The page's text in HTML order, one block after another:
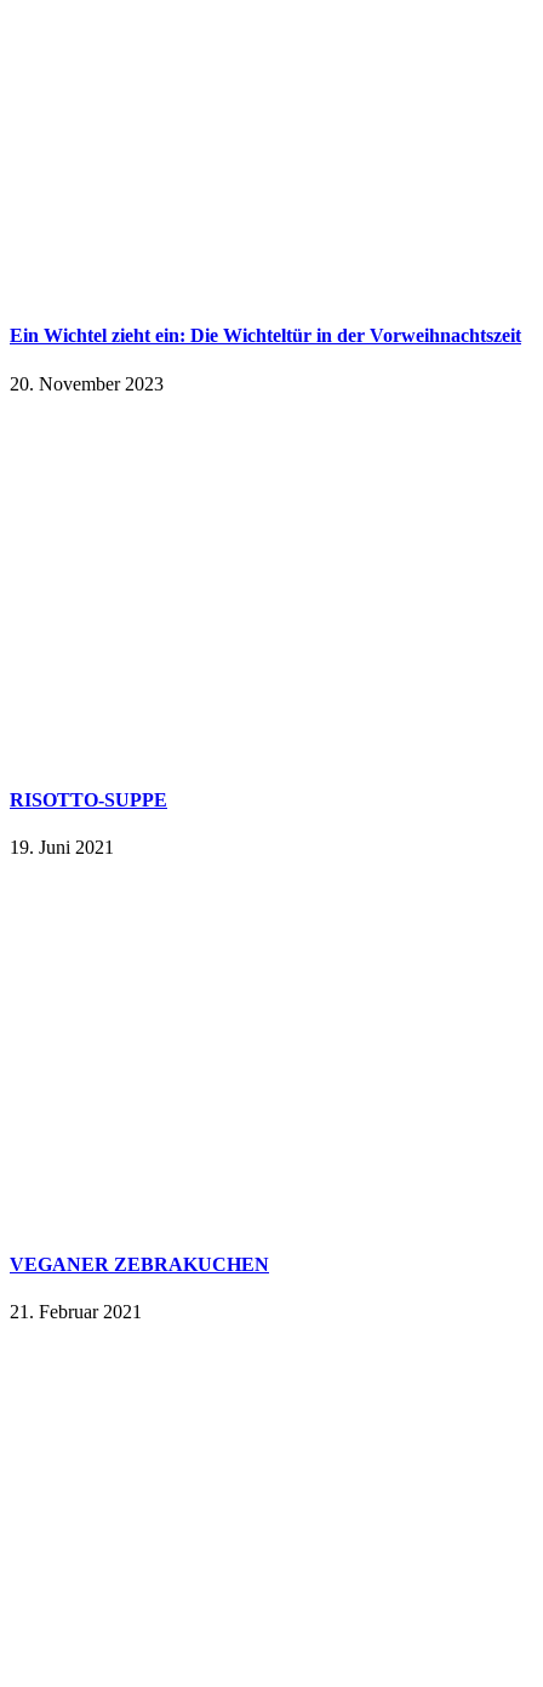
Ein Wichtel zieht ein: Die Wichteltür in der Vorweihnachtszeit
20. November 2023
RISOTTO-SUPPE
19. Juni 2021
VEGANER ZEBRAKUCHEN
21. Februar 2021